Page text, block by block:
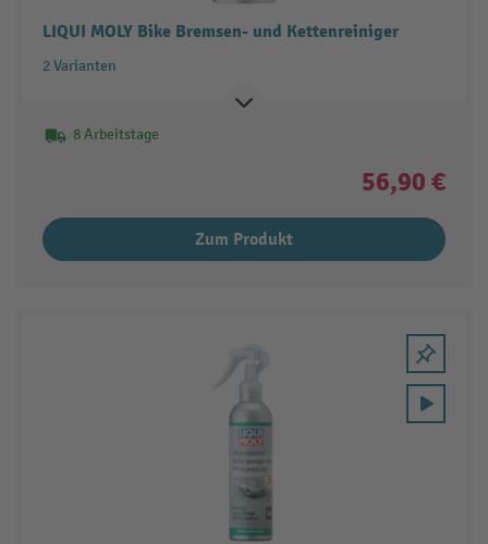
LIQUI MOLY Bike Bremsen- und Kettenreiniger
2 Varianten
8 Arbeitstage
56,90 €
Zum Produkt